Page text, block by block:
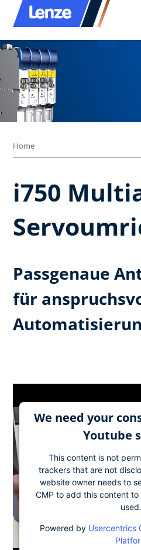
Home
i750
Passgenaue
für
We need your
Youtube
This content is not
trackers that are not
website owner needs to
CMP to add this content
used.
Powered by Usercentrics